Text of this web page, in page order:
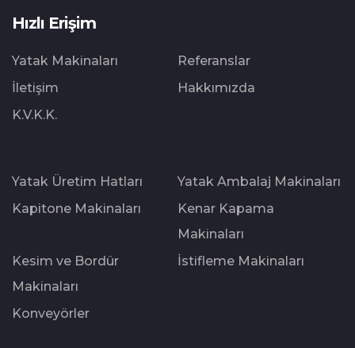
Hızlı Erişim
Yatak Makinaları
Referanslar
İletişim
Hakkımızda
K.V.K.K.
Yatak Üretim Hatları
Yatak Ambalaj Makinaları
Kapitone Makinaları
Kenar Kapama
Makinaları
Kesim ve Bordür
Makinaları
İstifleme Makinaları
Konveyörler